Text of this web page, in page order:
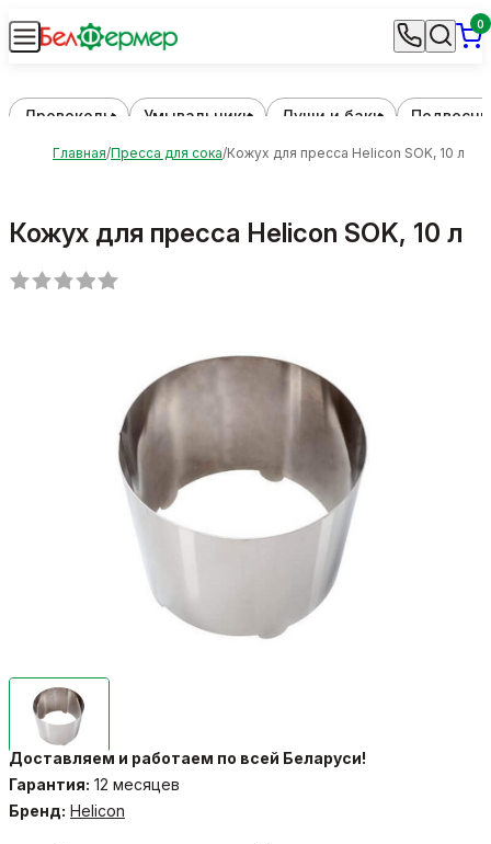
0
Дровоколы Умывальники Души и баки
Главная Пресса для сока Кожух для пресса Helicon SOK, 10 л
Кожух для пресса Helicon SOK, 10 л
Доставляем и работаем по всей Беларуси!
Гарантия: 12 месяцев
Бренд: Helicon